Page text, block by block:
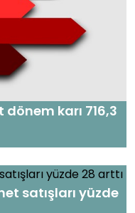
dönem karı 716,3
satışları yüzde